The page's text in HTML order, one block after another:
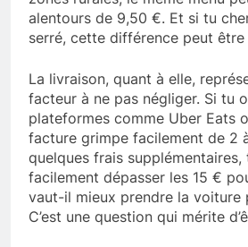
alentours de 9,50 €. Et si tu
serré, cette différence peut
La livraison, quant à elle,
facteur à ne pas négliger. Si tu
plateformes comme Uber Eats
facture grimpe facilement de 2
quelques frais supplémentaires,
facilement dépasser les 15 €
vaut-il mieux prendre la voiture
C’est une question qui mérite